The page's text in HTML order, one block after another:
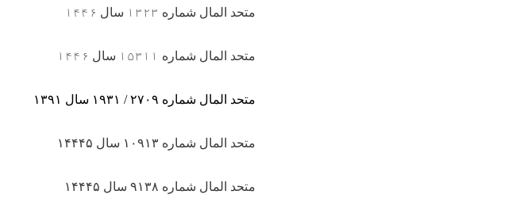
متحد المال شماره ۱۳۲۳ سال ۱۴۴۶
متحد المال شماره ۱۵۳۱۱ سال ۱۴۴۶
متحد المال شماره ۲۷۰۹ / ۱۹۳۱ سال ۱۳۹۱
متحد المال شماره ۱۰۹۱۳ سال ۱۴۴۴۵
متحد المال شماره ۹۱۳۸ سال ۱۴۴۴۵